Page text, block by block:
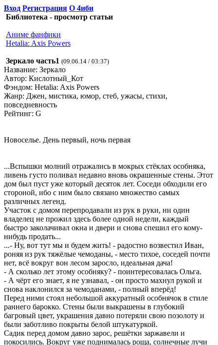
Вход Регистрация О 4иби
Библиотека - просмотр статьи
Аниме фанфики
Hetalia: Axis Powers
Зеркало часть1 (09.06.14 / 03:37)
Название: Зеркало
Автор: Кислотный_Кот
Фэндом: Hetalia: Axis Powers
Жанр: Джен, мистика, юмор, стеб, ужасы, стихи,
повседневность
Рейтинг: G
Новоселье. День первый, ночь первая
...Вспышки молний отражались в мокрых стёклах особняка,
ливень густо поливал недавно вновь окрашенные стены. Этот
дом был пуст уже который десяток лет. Соседи обходили его
стороной, ибо с ним было связано множество самых
различных легенд.
Участок с домом перепродавали из рук в руки, ни один
владелец не прожил здесь более одной недели, каждый
быстро заколачивал окна и двери и снова спешил его кому-
нибудь продать...
...- Ну, вот тут мы и будем жить! - радостно возвестил Иван,
роняя из рук тяжёлые чемоданы, - место тихое, соседей почти
нет, всё вокруг вон лесом заросло, идеальная дача!
- А сколько лет этому особняку? - поинтересовалась Ольга.
- А чёрт его знает, я не узнавал, - он просто махнул рукой и
снова наклонился за чемоданами, - полный вперёд!
Перед ними стоял небольшой аккуратный особнячок в стиле
раннего барокко. Стены были выкрашены в глубокий
багровый цвет, украшения давно потеряли свою позолоту и
были заботливо покрыты белой штукатуркой.
Садик перед домом давно зарос, решётки заржавели и
покосились. Вокруг уже поднималась роща, солнечные лучи